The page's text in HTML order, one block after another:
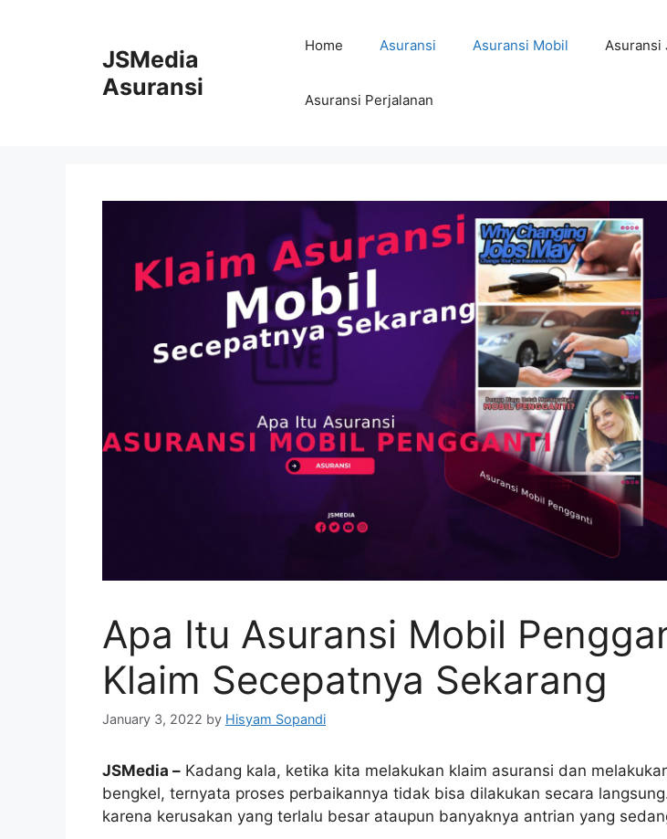
JSMedia
Asuransi
Home Asuransi Asuransi Mobil Asuransi
Asuransi Perjalanan
Apa Itu Asuransi Mobil
Klaim Secepatnya Sekarang
January 3, 2022 by Hisyam Sopandi
JSMedia – Kadang kala, ketika kita melakukan klaim asuransi dan
bengkel, ternyata proses perbaikannya tidak bisa dilakukan secara
karena kerusakan yang terlalu besar ataupun banyaknya antrian yang